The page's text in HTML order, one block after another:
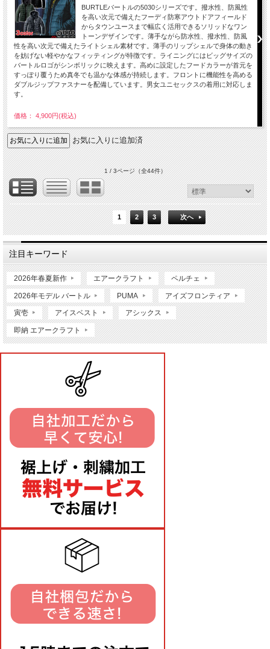
BURTLEバートルの5030シリーズです。撥水性、防風性
を高い次元で備えたフーディ防寒アウトドアフィールド
からタウンユースまで幅広く活用できるソリッドなワン
トーンデザインです。薄手ながら防水性、撥水性、防風
性を高い次元で備えたライトシェル素材です。薄手のリップシェルで身体の動き
を妨げない軽やかなフィッティングが特徴です。ライニングにはビッグサイズの
バートルロゴがシンボリックに映えます。高めに設定したフードカラーが首元を
すっぽり覆うため真冬でも温かな体感が持続します。フロントに機能性を高める
ダブルジップファスナーを配備しています。男女ユニセックスの着用に対応しま
す。
価格： 4,900円(税込)
お気に入りに追加済
1 / 3ページ（全44件）
1 2 3 次へ
注目キーワード
2026年春夏新作 エアークラフト ペルチェ
2026年モデル バートル PUMA アイズフロンティア
寅壱 アイスベスト アシックス
即納 エアークラフト